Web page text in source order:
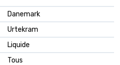
Danemark
Urtekram
Liquide
Tous